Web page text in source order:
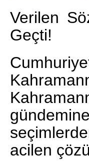
Verilen
Geçti!
acilen